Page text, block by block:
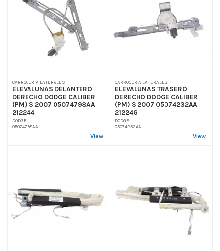
CARROCERIA LATERALES
ELEVALUNAS DELANTERO
DERECHO DODGE CALIBER
(PM) S 2007 05074798AA
212244
DODGE
05074798AA
View
CARROCERIA LATERALES
ELEVALUNAS TRASERO
DERECHO DODGE CALIBER
(PM) S 2007 05074232AA
212246
DODGE
05074232AA
View